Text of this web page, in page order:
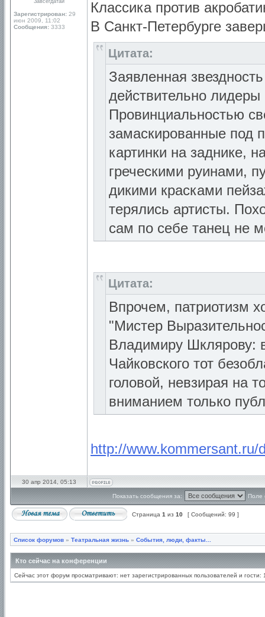
Завсегдатай
Зарегистрирован: 29
июн 2009, 11:02
Сообщения: 3333
Классика против
В Санкт-Петербурге
Цитата:
Заявленная
действительно
Провинциальностью
замаскированные под
картинки на заднике,
греческими руинами,
дикими красками
терялись артисты.
сам по себе танец не
Цитата:
Впрочем, патриотизм
"Мистер
Владимиру Шклярову:
Чайковского тот
головой, невзирая на
вниманием только
http://www.kommersant.ru/
30 апр 2014, 05:13
Показать сообщения за: Поле
Страница 1 из 10 [ Сообщений: 99 ]
Список форумов » Театральная жизнь » События, люди, факты...
Кто сейчас на конференции
Сейчас этот форум просматривают: нет зарегистрированных пользователей и гости: